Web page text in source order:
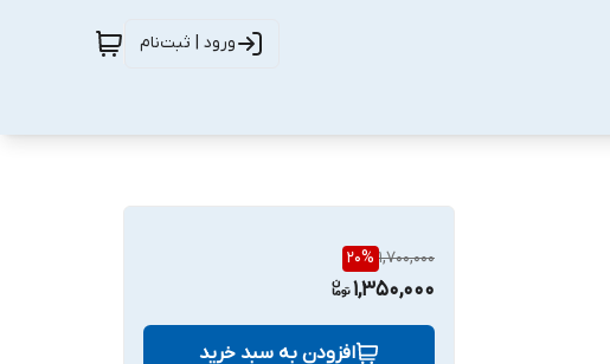
ورود | ثبت‌نام
1,700,000
20%
1,350,000
افزودن به سبد خرید